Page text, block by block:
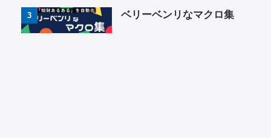
3 ベリーベンリなマクロ集